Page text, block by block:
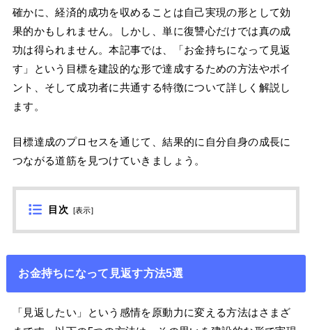
確かに、経済的成功を収めることは自己実現の形として効
果的かもしれません。しかし、単に復讐心だけでは真の成
功は得られません。本記事では、「お金持ちになって見返
す」という目標を建設的な形で達成するための方法やポイ
ント、そして成功者に共通する特徴について詳しく解説し
ます。
目標達成のプロセスを通じて、結果的に自分自身の成長に
つながる道筋を見つけていきましょう。
目次 [表示]
お金持ちになって見返す方法5選
「見返したい」という感情を原動力に変える方法はさまざ